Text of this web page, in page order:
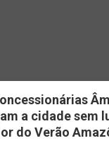
a cidade sem
do Verão